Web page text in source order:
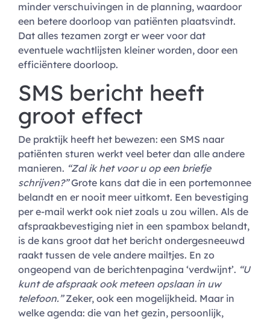
minder verschuivingen in de planning, waardoor
een betere doorloop van patiënten plaatsvindt.
Dat alles tezamen zorgt er weer voor dat
eventuele wachtlijsten kleiner worden, door een
efficiëntere doorloop.
SMS bericht heeft
groot effect
De praktijk heeft het bewezen: een SMS naar
patiënten sturen werkt veel beter dan alle andere
manieren. “Zal ik het voor u op een briefje
schrijven?”Grote kans dat die in een portemonnee
belandt en er nooit meer uitkomt. Een bevestiging
per e-mail werkt ook niet zoals u zou willen. Als de
afspraakbevestiging niet in een spambox belandt,
is de kans groot dat het bericht ondergesneeuwd
raakt tussen de vele andere mailtjes. En zo
ongeopend van de berichtenpagina ‘verdwijnt’. “U
kunt de afspraak ook meteen opslaan in uw
telefoon.”Zeker, ook een mogelijkheid. Maar in
welke agenda: die van het gezin, persoonlijk,